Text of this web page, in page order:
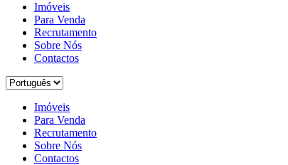
Imóveis
Para Venda
Recrutamento
Sobre Nós
Contactos
Imóveis
Para Venda
Recrutamento
Sobre Nós
Contactos